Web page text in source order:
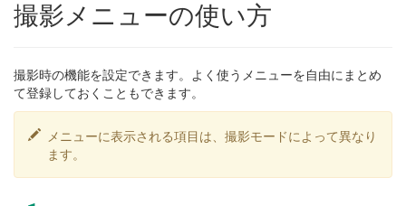
撮影メニューの使い方
撮影時の機能を設定できます。よく使うメニューを自由にまとめ
て登録しておくこともできます。
メニューに表示される項目は、撮影モードによって異なり
ます。